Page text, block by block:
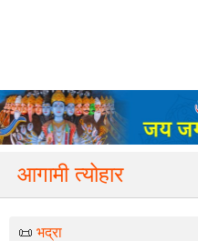
आगामी त्योहार
📜भद्रा